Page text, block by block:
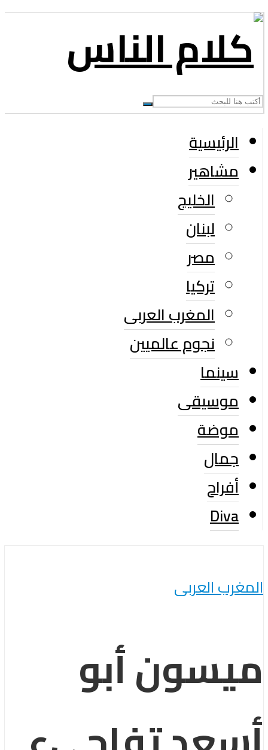
الرئيسية
مشاهير
الخليج
لبنان
مصر
تركيا
المغرب العربى
نجوم عالميين
سينما
موسيقى
موضة
جمال
أفراح
Diva
العربى
أبو